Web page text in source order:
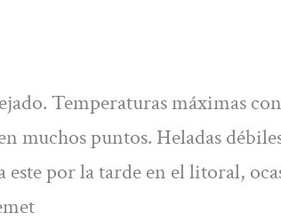
Temperaturas máximas
muchos puntos. Heladas
por la tarde en el litoral,